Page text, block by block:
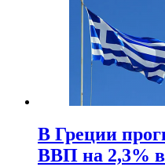
В Греции
ВВП на 2,3% в